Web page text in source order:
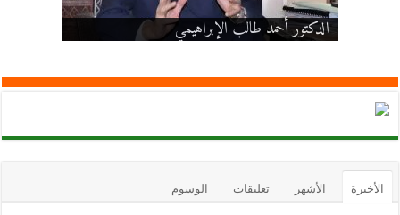
الدكتور أحمد طالب الإبراهيمي
ترجمة الأستاذ حمزة لعرابي عليه رحمة الله تعالى بخط
يده
الأديب المؤرخ الدكتور محمد صالح ناصر
الشيخ المجاهد الحاج محند أمقران آيت عيسى
الفقيه عطية مسعودي الحسني الجلفاوي
الأخيرة الأشهر تعليقات الوسوم